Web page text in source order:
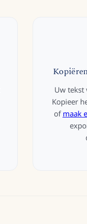
Uw tekst
Kopieer
of maak